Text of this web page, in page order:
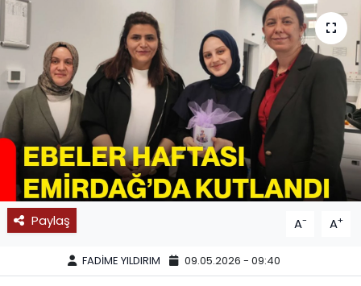
Paylaş A- A+
FADİME YILDIRIM 09.05.2026 - 09:40
MAGAZİN
SAĞLIK
SPOR
11:11 MANŞET
Son Dakika Haberleri
Haber Arşivi